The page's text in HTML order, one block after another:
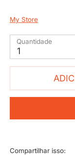
My Store
Quantidade
1
Compartilhar isso: